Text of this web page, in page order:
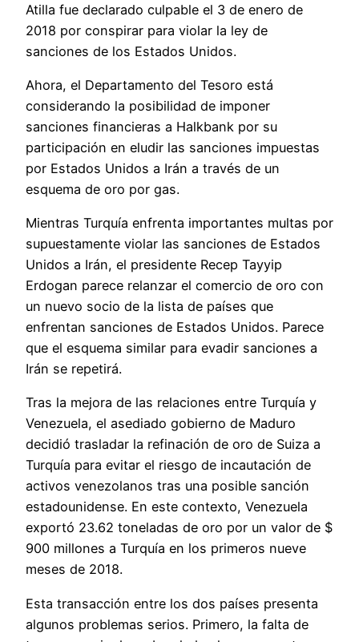
Atilla fue declarado culpable el 3 de enero de
2018 por conspirar para violar la ley de
sanciones de los Estados Unidos.
Ahora, el Departamento del Tesoro está
considerando la posibilidad de imponer
sanciones financieras a Halkbank por su
participación en eludir las sanciones impuestas
por Estados Unidos a Irán a través de un
esquema de oro por gas.
Mientras Turquía enfrenta importantes multas por
supuestamente violar las sanciones de Estados
Unidos a Irán, el presidente Recep Tayyip
Erdogan parece relanzar el comercio de oro con
un nuevo socio de la lista de países que
enfrentan sanciones de Estados Unidos. Parece
que el esquema similar para evadir sanciones a
Irán se repetirá.
Tras la mejora de las relaciones entre Turquía y
Venezuela, el asediado gobierno de Maduro
decidió trasladar la refinación de oro de Suiza a
Turquía para evitar el riesgo de incautación de
activos venezolanos tras una posible sanción
estadounidense. En este contexto, Venezuela
exportó 23.62 toneladas de oro por un valor de $
900 millones a Turquía en los primeros nueve
meses de 2018.
Esta transacción entre los dos países presenta
algunos problemas serios. Primero, la falta de